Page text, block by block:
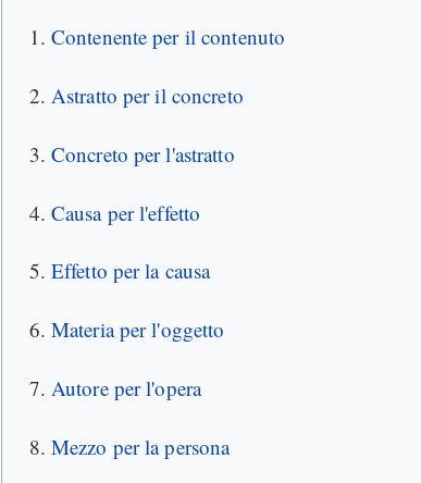
Contenente per il contenuto
Astratto per il concreto
Concreto per l'astratto
Causa per l'effetto
Effetto per la causa
Materia per l'oggetto
Autore per l'opera
Mezzo per la persona